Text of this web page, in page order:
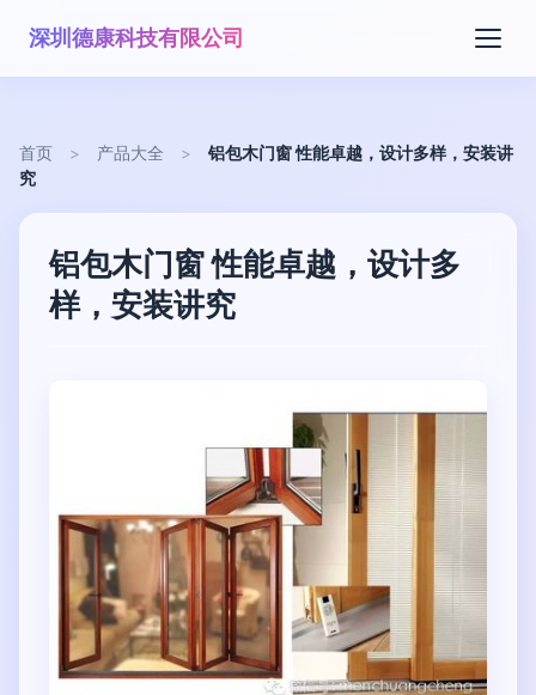
深圳德康科技有限公司
首页 > 产品大全 >
铝包木门窗 性能卓越，设计多样，安装讲
究
铝包木门窗 性能卓越，设计多
样，安装讲究